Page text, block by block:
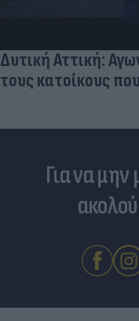
Δυτική Αττική:
τους κατοίκους
Για να μην